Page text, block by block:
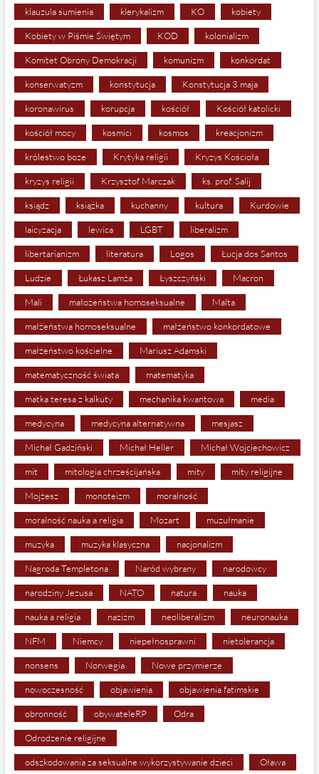
klauzula sumienia klerykalizm KO kobiety
Kobiety w Piśmie Świętym KOD kolonializm
Komitet Obrony Demokracji komunizm konkordat
konserwatyzm konstytucja Konstytucja 3 maja
koronawirus korupcja kościół Kościół katolicki
kościół mocy kosmici kosmos kreacjonizm
królestwo boze Krytyka religii Kryzys Kościoła
kryzys religii Krzysztof Marczak ks. prof. Salij
ksiądz książka kuchanny kultura Kurdowie
laicyzacja lewica LGBT liberalizm
libertarianizm literatura Logos Łucja dos Santos
Ludzie Łukasz Lamża Łyszczyński Macron
Mali małożeństwa homoseksualne Malta
małżeństwa homoseksualne małżeństwo konkordatowe
małżeństwo kościelne Mariusz Adamski
matematyczność świata matematyka
matka teresa z kalkuty mechanika kwantowa media
medycyna medycyna alternatywna mesjasz
Michał Gadziński Michał Heller Michał Wojciechowicz
mit mitologia chrześcijańska mity mity religijne
Mojżesz monoteizm moralność
moralność nauka a religia Mozart muzułmanie
muzyka muzyka klasyczna nacjonalizm
Nagroda Templetona Naród wybrany narodowcy
narodziny Jezusa NATO natura nauka
nauka a religia nazizm neoliberalizm neuronauka
NFM Niemcy niepełnosprawni nietolerancja
nonsens Norwegia Nowe przymierze
nowoczesność objawienia objawienia fatimskie
obronność obywateleRP Odra
Odrodzenie religijne
odszkodowania za seksualne wykorzystywanie dzieci Oława